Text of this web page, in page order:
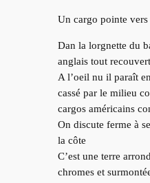
Un cargo pointe vers
Dan la lorgnette du
anglais tout
A l’oeil nu il paraît
cassé par le milieu
cargos américains
On discute ferme à
la côte
C’est une terre
chromes et